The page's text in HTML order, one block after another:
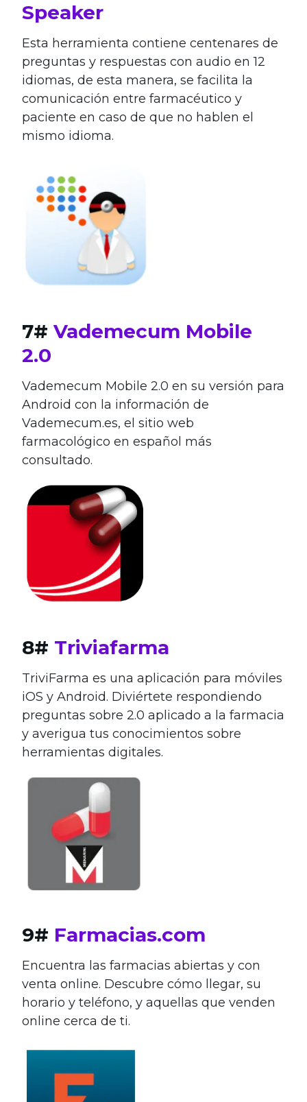
Speaker
Esta herramienta contiene centenares de
preguntas y respuestas con audio en 12
idiomas, de esta manera, se facilita la
comunicación entre farmacéutico y
paciente en caso de que no hablen el
mismo idioma.
7# Vademecum Mobile
2.0
Vademecum Mobile 2.0 en su versión para
Android con la información de
Vademecum.es, el sitio web
farmacológico en español más
consultado.
8# Triviafarma
TriviFarma es una aplicación para móviles
iOS y Android. Diviértete respondiendo
preguntas sobre 2.0 aplicado a la farmacia
y averigua tus conocimientos sobre
herramientas digitales.
9# Farmacias.com
Encuentra las farmacias abiertas y con
venta online. Descubre cómo llegar, su
horario y teléfono, y aquellas que venden
online cerca de ti.